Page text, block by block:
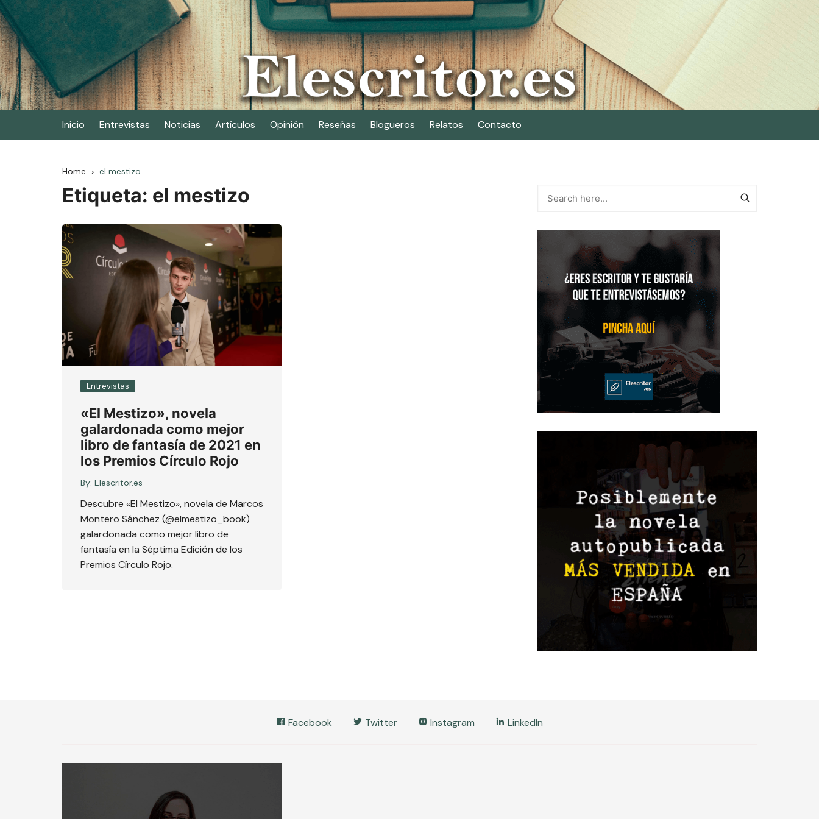
Skip
to
content
Elescritor.es
El periódico digital de los escritores
Inicio Entrevistas Noticias Artículos Opinión Reseñas Blogueros Relatos Contacto
Home el mestizo
Etiqueta: el mestizo
Entrevistas
«El Mestizo», novela
galardonada como mejor
libro de fantasía de 2021 en
los Premios Círculo Rojo
By: Elescritor.es
Descubre «El Mestizo», novela de Marcos
Montero Sánchez (@elmestizo_book)
galardonada como mejor libro de
fantasía en la Séptima Edición de los
Premios Círculo Rojo.
Facebook Twitter Instagram LinkedIn